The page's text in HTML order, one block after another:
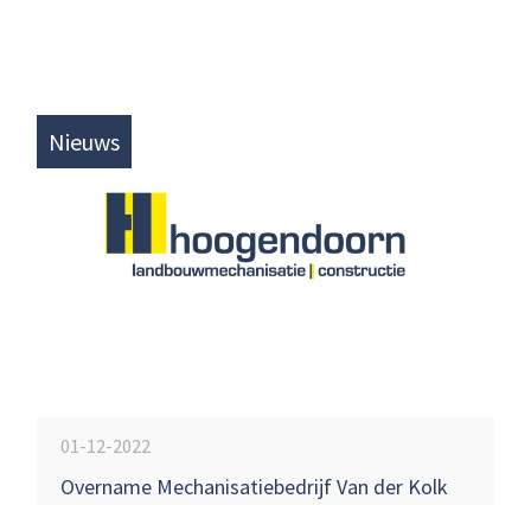
Nieuws
01-12-2022
Overname Mechanisatiebedrijf Van der Kolk